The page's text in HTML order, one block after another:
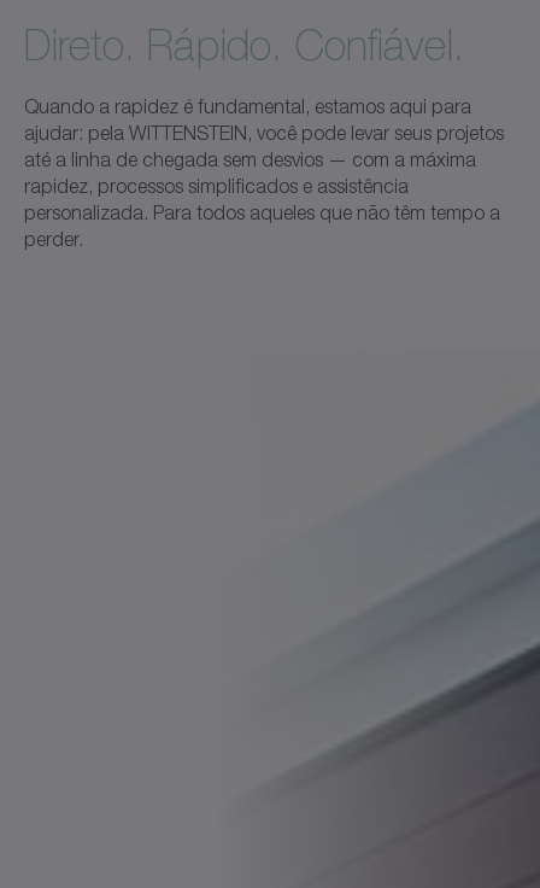
Direto. Rápido. Confiável.
Quando a rapidez é fundamental, estamos aqui para
ajudar: pela WITTENSTEIN, você pode levar seus projetos
até a linha de chegada sem desvios — com a máxima
rapidez, processos simplificados e assistência
personalizada. Para todos aqueles que não têm tempo a
perder.